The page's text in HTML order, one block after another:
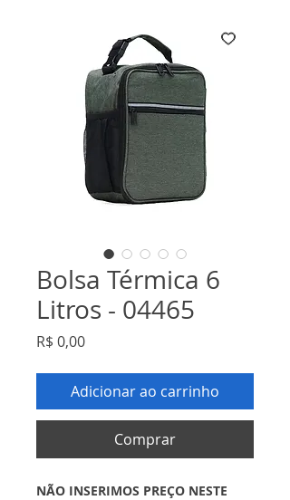
Bolsa Térmica 6
Litros - 04465
R$ 0,00Preço
Adicionar ao carrinho
Comprar
NÃO INSERIMOS PREÇO NESTE